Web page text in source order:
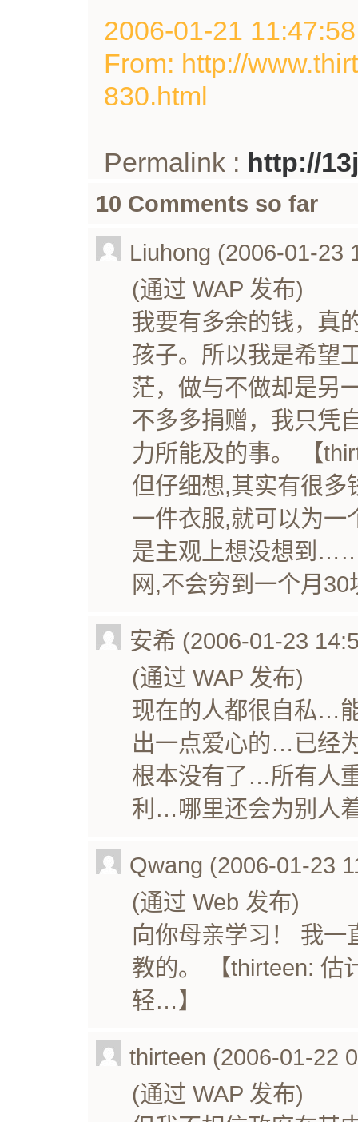
2006-01-21
From: http://
830.html
Permalink : http://
10 Comments so far
Liuhong (2006-01-23
(通过 WAP 发布)
我要有多余的钱，真
孩子。所以我是希望
茫，做与不做却是另
不多多捐赠，我只凭
力所能及的事。 【
但仔细想,其实有很
一件衣服,就可以为
是主观上想没想到
网,不会穷到一个月
安希 (2006-01-23
(通过 WAP 发布)
现在的人都很自私…
出一点爱心的…已经
根本没有了…所有人
利…哪里还会为别人
Qwang (2006-01-23
(通过 Web 发布)
向你母亲学习！ 我
教的。 【thirteen: 估
轻…】
thirteen (2006-01-22
(通过 WAP 发布)